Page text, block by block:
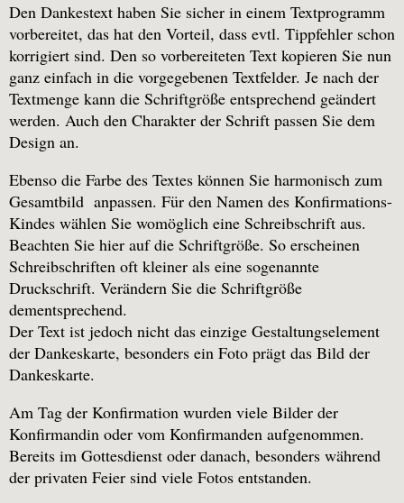
Den Dankestext haben Sie sicher in einem Textprogramm
vorbereitet, das hat den Vorteil, dass evtl. Tippfehler schon
korrigiert sind. Den so vorbereiteten Text kopieren Sie nun
ganz einfach in die vorgegebenen Textfelder. Je nach der
Textmenge kann die Schriftgröße entsprechend geändert
werden. Auch den Charakter der Schrift passen Sie dem
Design an.
Ebenso die Farbe des Textes können Sie harmonisch zum
Gesamtbild anpassen. Für den Namen des Konfirmations-
Kindes wählen Sie womöglich eine Schreibschrift aus.
Beachten Sie hier auf die Schriftgröße. So erscheinen
Schreibschriften oft kleiner als eine sogenannte
Druckschrift. Verändern Sie die Schriftgröße
dementsprechend.
Der Text ist jedoch nicht das einzige Gestaltungselement
der Dankeskarte, besonders ein Foto prägt das Bild der
Dankeskarte.
Am Tag der Konfirmation wurden viele Bilder der
Konfirmandin oder vom Konfirmanden aufgenommen.
Bereits im Gottesdienst oder danach, besonders während
der privaten Feier sind viele Fotos entstanden.